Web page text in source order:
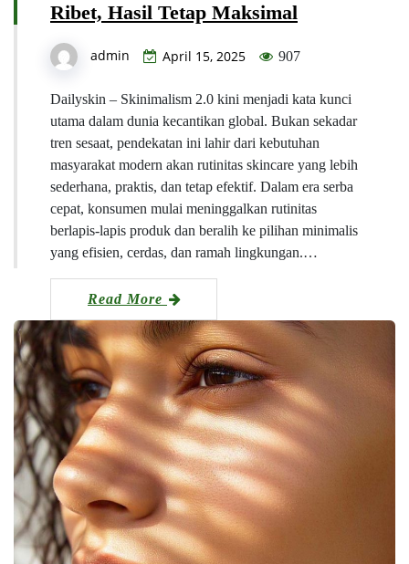
Ribet, Hasil Tetap Maksimal
admin April 15, 2025 907
Dailyskin – Skinimalism 2.0 kini menjadi kata kunci
utama dalam dunia kecantikan global. Bukan sekadar
tren sesaat, pendekatan ini lahir dari kebutuhan
masyarakat modern akan rutinitas skincare yang lebih
sederhana, praktis, dan tetap efektif. Dalam era serba
cepat, konsumen mulai meninggalkan rutinitas
berlapis-lapis produk dan beralih ke pilihan minimalis
yang efisien, cerdas, dan ramah lingkungan.…
Read More